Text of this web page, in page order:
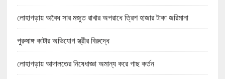
লোহাগড়ায় অবৈধ সার মজুত রাখার অপরাধে ত্রিশ হাজার টাকা জরিমানা
পুরুষাঙ্গ কাটার অভিযোগ স্ত্রীর বিরুদ্ধে
লোহাগড়ায় আদালতের নিষেধাজ্ঞা অমান্য করে গাছ কর্তন